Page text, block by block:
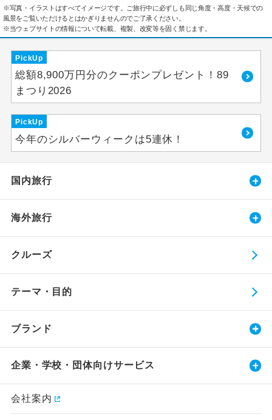
※写真・イラストはすべてイメージです。ご旅行中に必ずしも同じ角度・高度・天候での
風景をご覧いただけるとはかぎりませんのでご了承ください。
※当ウェブサイトの情報について転載、複製、改変等を固く禁じます。
PickUp
総額8,900万円分のクーポンプレゼント！89
まつり2026
PickUp
今年のシルバーウィークは5連休！
国内旅行
海外旅行
クルーズ
テーマ・目的
ブランド
企業・学校・団体向けサービス
会社案内